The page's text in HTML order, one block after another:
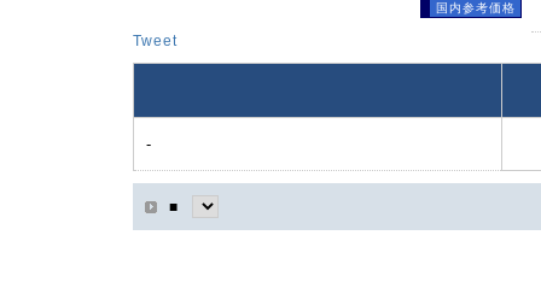
Tweet
国内参考価格
-
■